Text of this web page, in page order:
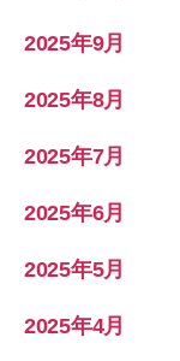
2025年9月
2025年8月
2025年7月
2025年6月
2025年5月
2025年4月